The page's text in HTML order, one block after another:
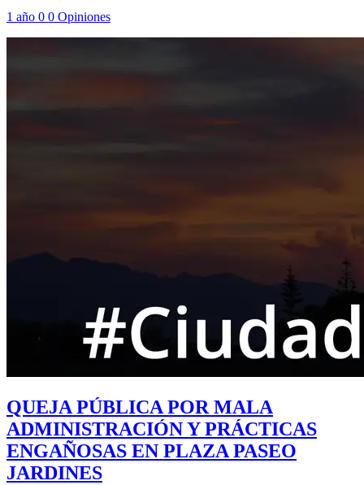
1 año 0 0 Opiniones
QUEJA PÚBLICA POR MALA
ADMINISTRACIÓN Y PRÁCTICAS
ENGAÑOSAS EN PLAZA PASEO
JARDINES